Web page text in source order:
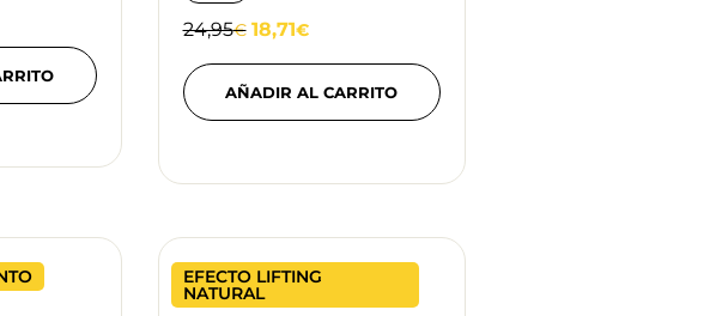
24,95€ 18,71€
AÑADIR AL CARRITO
EFECTO LIFTING
NATURAL